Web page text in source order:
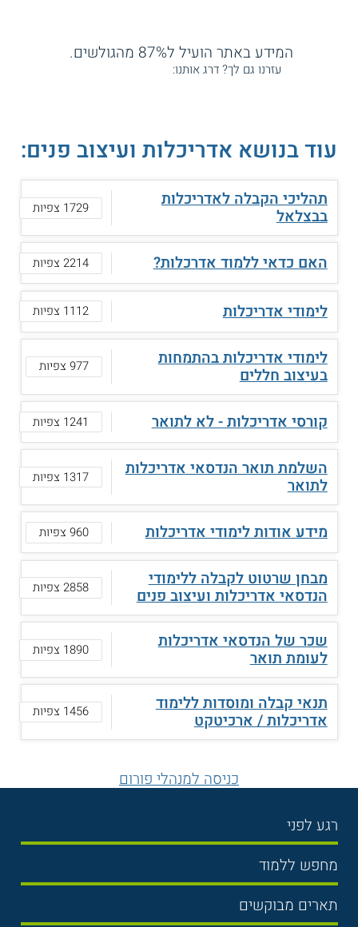
המידע באתר הועיל ל87% מהגולשים.
עזרנו גם לך? דרג אותנו:
עוד בנושא אדריכלות ועיצוב פנים:
תהליכי הקבלה לאדריכלות
בבצלאל 1729 צפיות
האם כדאי ללמוד אדרכלות? 2214 צפיות
לימודי אדריכלות 1112 צפיות
לימודי אדריכלות בהתמחות
בעיצוב חללים 977 צפיות
קורסי אדריכלות - לא לתואר 1241 צפיות
השלמת תואר הנדסאי אדריכלות
לתואר 1317 צפיות
מידע אודות לימודי אדריכלות 960 צפיות
מבחן שרטוט לקבלה ללימודי
הנדסאי אדריכלות ועיצוב פנים 2858 צפיות
שכר של הנדסאי אדריכלות
לעומת תואר 1890 צפיות
תנאי קבלה ומוסדות ללימוד
אדריכלות / ארכיטקט 1456 צפיות
כניסה למנהלי פורום
רגע לפני
בחירת לימודים
תנאי קבלה
שכר לימוד
מחפש ללמוד
תואר ראשון
תארים מבוקשים